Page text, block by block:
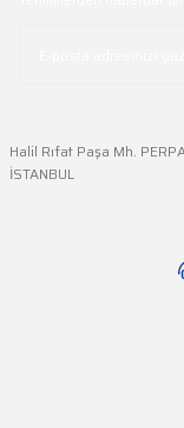
Halil Rıfat Paşa Mh.
İSTANBUL